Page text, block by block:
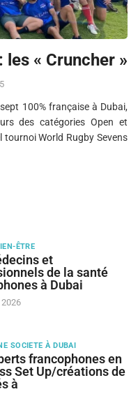
les « Cruncher »
100% française à Dubai,
des catégories Open et
World Rugby Sevens
ÊTRE
et
de la santé
à Dubai
SOCIETE À DUBAI
francophones en
Set Up/créations de
à